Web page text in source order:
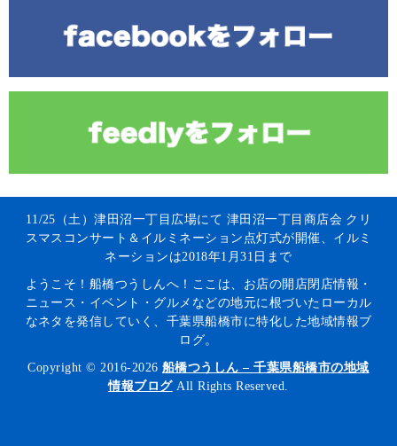
11/25（土）津田沼一丁目広場にて 津田沼一丁目商店会 クリ
スマスコンサート＆イルミネーション点灯式が開催、イルミ
ネーションは2018年1月31日まで
ようこそ！船橋つうしんへ！ここは、お店の開店閉店情報・
ニュース・イベント・グルメなどの地元に根づいたローカル
なネタを発信していく、千葉県船橋市に特化した地域情報ブ
ログ。
Copyright © 2016-2026 船橋つうしん – 千葉県船橋市の地域
情報ブログAll Rights Reserved.